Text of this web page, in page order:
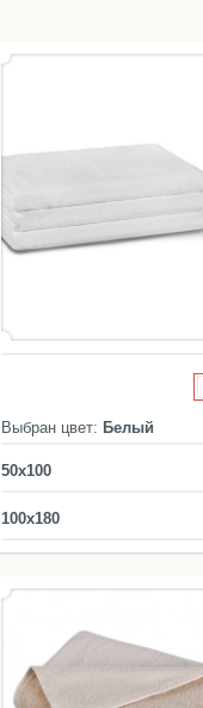
Выбран цвет: Белый
50x100
100x180